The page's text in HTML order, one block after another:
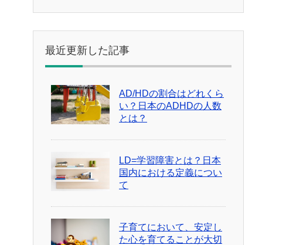
最近更新した記事
AD/HDの割合はどれくら
い？日本のADHDの人数
とは？
LD=学習障害とは？日本
国内における定義につい
て
子育てにおいて、安定し
た心を育てることが大切